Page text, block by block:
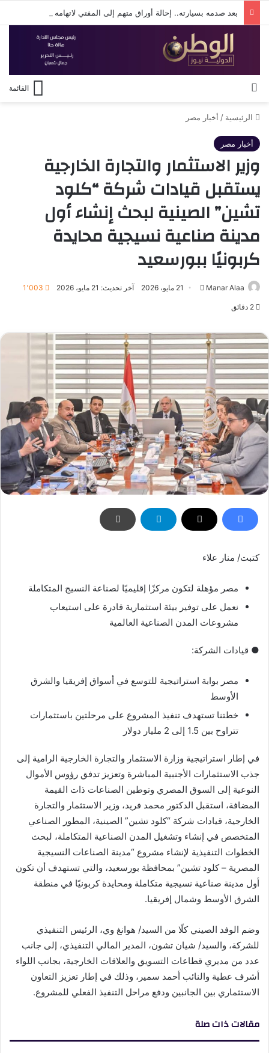
القائمة
الرئيسية / أخبار مصر
أخبار مصر
وزير الاستثمار والتجارة الخارجية
يستقبل قيادات شركة “كلود
تشين” الصينية لبحث إنشاء أول
مدينة صناعية نسيجية محايدة
كربونيًا ببورسعيد
Manar Alaa
أرسل
21 مايو، 2026 آخر تحديث: 21 مايو، 2026 1٬003
كتبت/ منار علاء
مصر مؤهلة لتكون مركزًا إقليميًا لصناعة النسيج المتكاملة
نعمل على توفير بيئة استثمارية قادرة على استيعاب
مشروعات المدن الصناعية العالمية
● قيادات الشركة:
مصر بوابة استراتيجية للتوسع في أسواق إفريقيا والشرق
الأوسط
خطتنا تستهدف تنفيذ المشروع على مرحلتين باستثمارات
تتراوح بين 1.5 إلى 2 مليار دولار
في إطار استراتيجية وزارة الاستثمار والتجارة الخارجية الرامية إلى
جذب الاستثمارات الأجنبية المباشرة وتعزيز تدفق رؤوس الأموال
النوعية إلى السوق المصري وتوطين الصناعات ذات القيمة
المضافة، استقبل الدكتور محمد فريد، وزير الاستثمار والتجارة
الخارجية، قيادات شركة “كلود تشين” الصينية، المطور الصناعي
المتخصص في إنشاء وتشغيل المدن الصناعية المتكاملة، لبحث
الخطوات التنفيذية لإنشاء مشروع “مدينة الصناعات النسيجية
المصرية – كلود تشين” بمحافظة بورسعيد، والتي تستهدف أن تكون
أول مدينة صناعية نسيجية متكاملة ومحايدة كربونيًا في منطقة
الشرق الأوسط وشمال إفريقيا.
وضم الوفد الصيني كلًا من السيد/ هوانغ وي، الرئيس التنفيذي
للشركة، والسيد/ شيان تشون، المدير المالي التنفيذي، إلى جانب
عدد من مديري قطاعات التسويق والعلاقات الخارجية، بجانب اللواء
أشرف عطية والنائب أحمد سمير، وذلك في إطار تعزيز التعاون
الاستثماري بين الجانبين ودفع مراحل التنفيذ الفعلي للمشروع.
مقالات ذات صلة